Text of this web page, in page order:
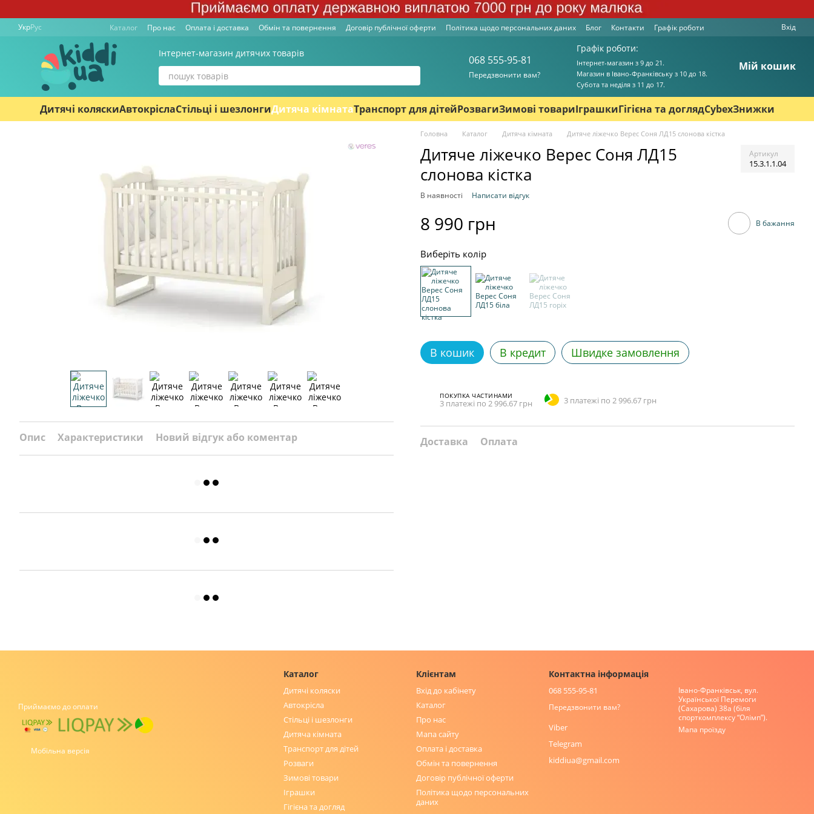
УкрРус Каталог Про нас Оплата і доставка Обмін та повернення Договір публічної оферти Політика щодо персональних даних Блог Контакти Графік роботи Вхід
Інтернет-магазин дитячих товарів
068 555-95-81
Передзвонити вам?
Графік роботи:
Інтернет-магазин з 9 до 21.
Магазин в Івано-Франківську з 10 до 18.
Cубота та неділя з 11 до 17.
Мій кошик
Дитячі коляскиАвтокріслаСтільці і шезлонгиДитяча кімнатаТранспорт для дітейРозвагиЗимові товариІграшкиГігієна та доглядCybexЗнижки
Опис Характеристики Новий відгук або коментар
Головна Каталог Дитяча кімната Дитяче ліжечко Верес Соня ЛД15 слонова кістка
Дитяче ліжечко Верес Соня ЛД15
слонова кістка
Артикул
15.3.1.1.04
В наявності Написати відгук
8 990 грн В бажання
Виберіть колір
В кошик В кредит Швидке замовлення
ПОКУПКА ЧАСТИНАМИ
3 платежі по 2 996.67 грн 3 платежі по 2 996.67 грн
Доставка Оплата
Приймаємо до оплати
Мобільна версія
Каталог
Дитячі коляски
Автокрісла
Стільці і шезлонги
Дитяча кімната
Транспорт для дітей
Розваги
Зимові товари
Іграшки
Гігієна та догляд
Клієнтам
Вхід до кабінету
Каталог
Про нас
Мапа сайту
Оплата і доставка
Обмін та повернення
Договір публічної оферти
Політика щодо персональних
даних
Контактна інформація
068 555-95-81
Передзвонити вам?
Viber
Telegram
kiddiua@gmail.com
Івано-Франківськ, вул.
Української Перемоги
(Сахарова) 38а (біля
спорткомплексу “Олімп”).
Мапа проїзду